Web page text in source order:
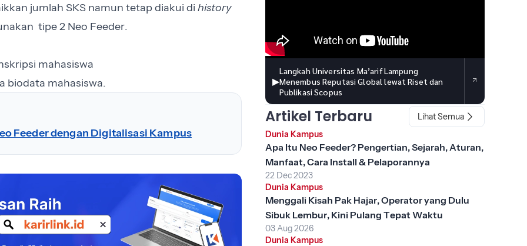
jumlah SKS namun tetap diakui di history
tipe 2 Neo Feeder.
mahasiswa
biodata mahasiswa.
Feeder dengan Digitalisasi Kampus
▶
Langkah Universitas Ma’arif Lampung
Menembus Reputasi Global lewat Riset dan
Publikasi Scopus
Artikel Terbaru
Lihat Semua
Dunia Kampus
Apa Itu Neo Feeder? Pengertian, Sejarah, Aturan,
Manfaat, Cara Install & Pelaporannya
22 Dec 2023
Dunia Kampus
Menggali Kisah Pak Hajar, Operator yang Dulu
Sibuk Lembur, Kini Pulang Tepat Waktu
03 Aug 2026
Dunia Kampus